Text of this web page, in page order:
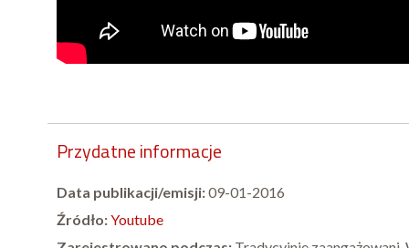
Przydatne informacje
Data publikacji/emisji:09-01-2016
Źródło:Youtube